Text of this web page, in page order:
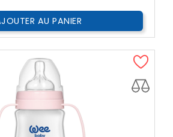
AU PANIER